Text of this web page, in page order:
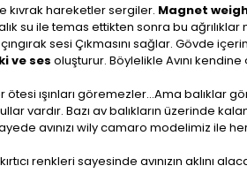
kıvrak hareketler sergiler. Magnet
su ile temas ettikten sonra bu
sesi Çıkmasını sağlar. Gövde
ve ses oluşturur. Böylelikle Avını kendine
ışınları göremezler...Ama
vardır. Bazı av balıkların üzerinde
avınızı wily camaro modelimiz ile
renkleri sayesinde avınızın aklını